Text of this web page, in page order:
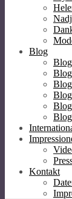
Blog
Kontakt